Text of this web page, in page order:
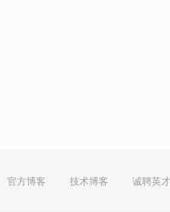
官方博客 技术博客 诚聘英才